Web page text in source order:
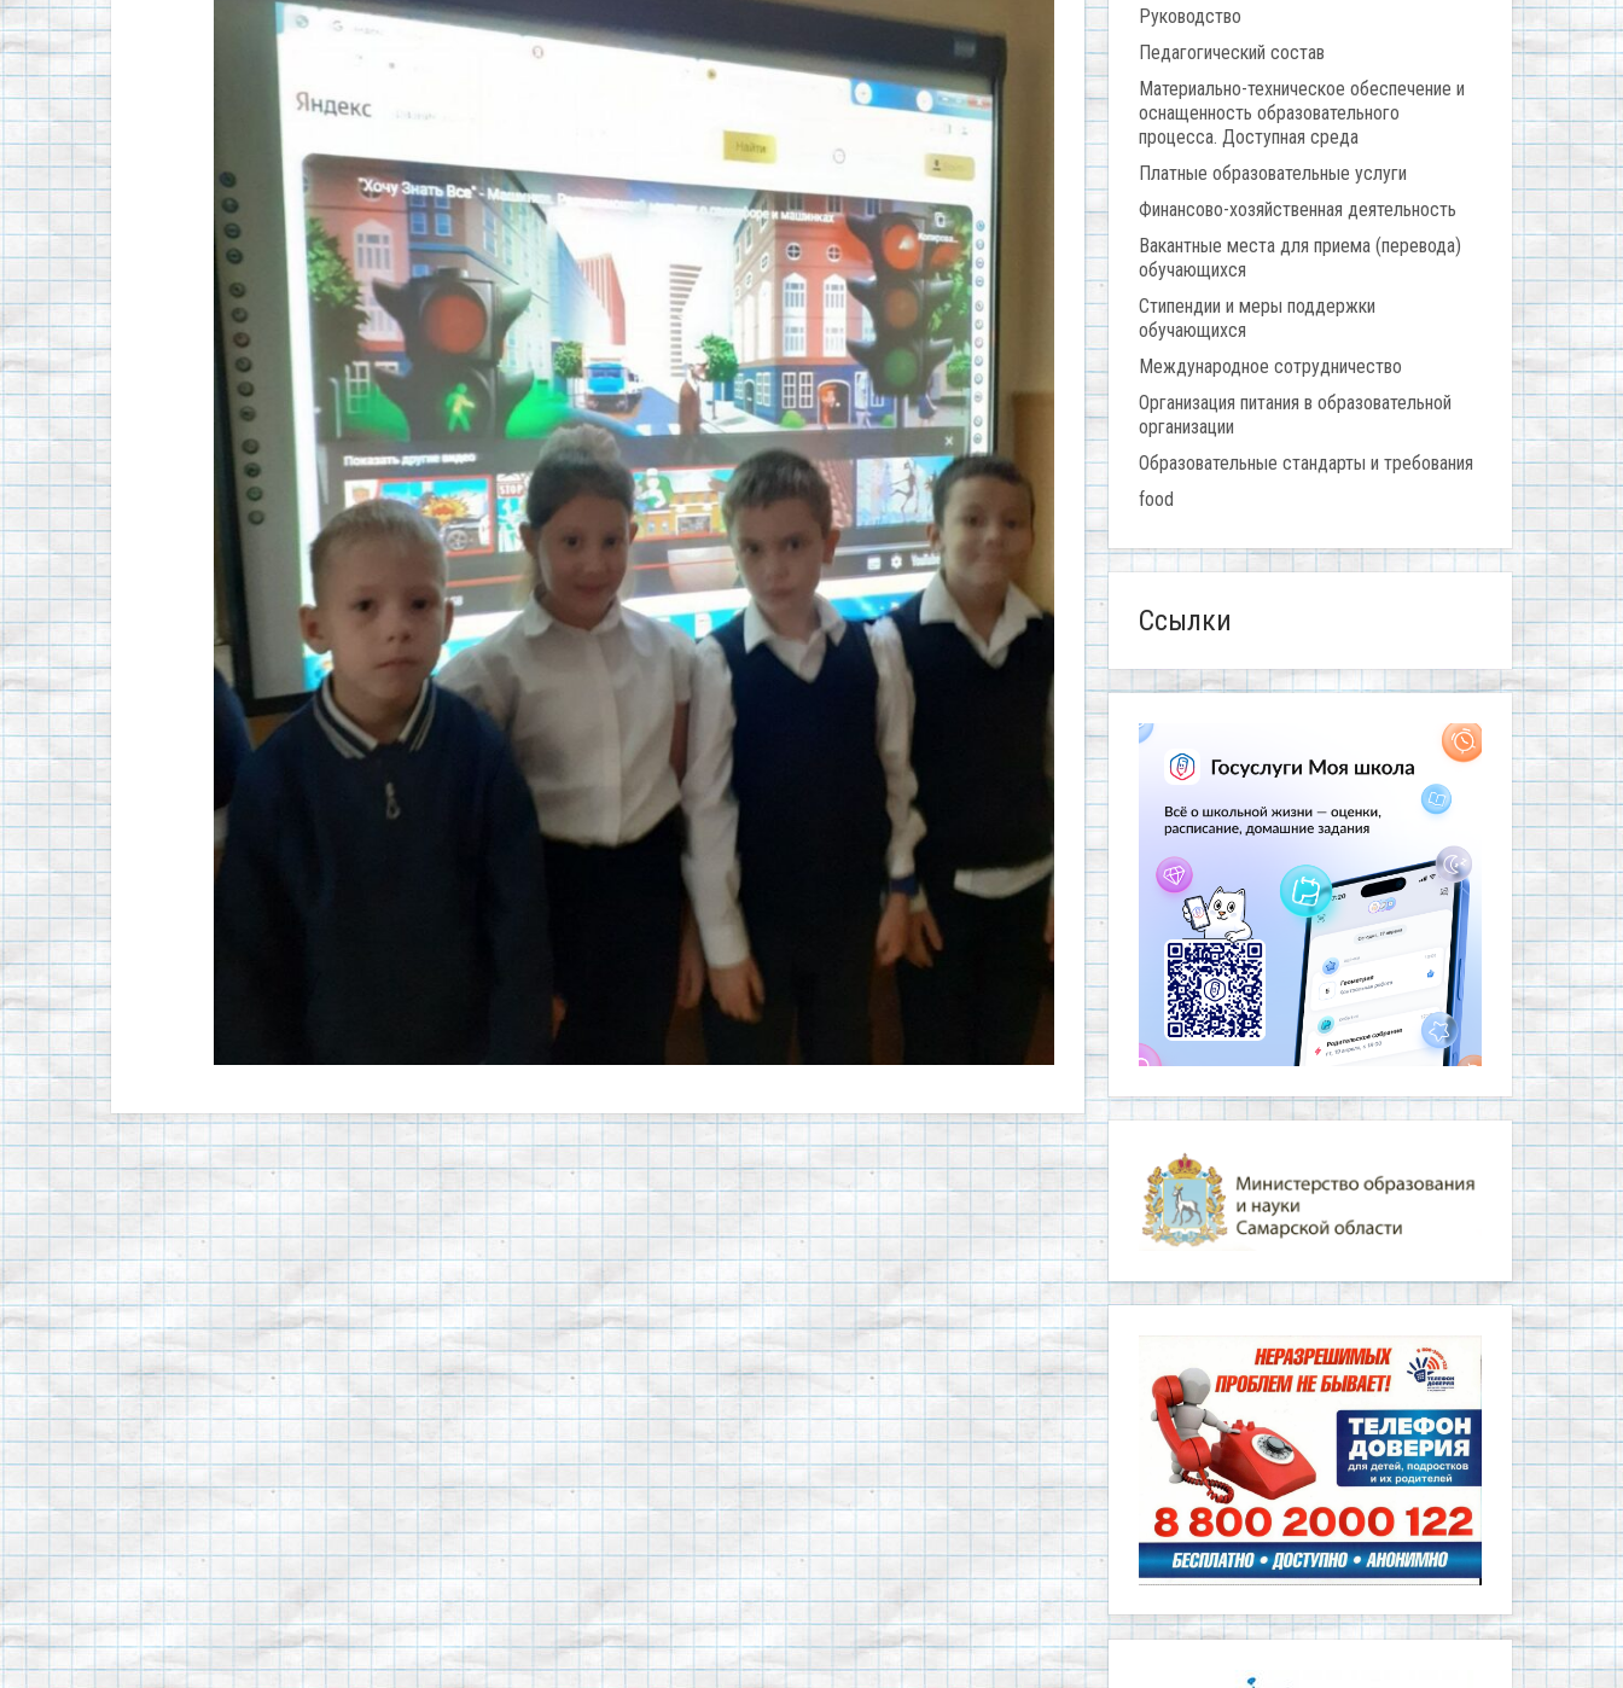
Руководство
Педагогический состав
Материально-техническое обеспечение и
оснащенность образовательного
процесса. Доступная среда
Платные образовательные услуги
Финансово-хозяйственная деятельность
Вакантные места для приема (перевода)
обучающихся
Стипендии и меры поддержки
обучающихся
Международное сотрудничество
Организация питания в образовательной
организации
Образовательные стандарты и требования
food
Ссылки